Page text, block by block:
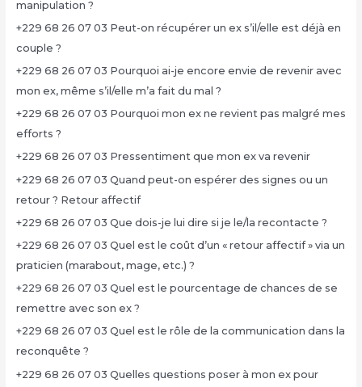
manipulation ?
+229 68 26 07 03 Peut-on récupérer un ex s’il/elle est déjà en
couple ?
+229 68 26 07 03 Pourquoi ai-je encore envie de revenir avec
mon ex, même s’il/elle m’a fait du mal ?
+229 68 26 07 03 Pourquoi mon ex ne revient pas malgré mes
efforts ?
+229 68 26 07 03 Pressentiment que mon ex va revenir
+229 68 26 07 03 Quand peut-on espérer des signes ou un
retour ? Retour affectif
+229 68 26 07 03 Que dois-je lui dire si je le/la recontacte ?
+229 68 26 07 03 Quel est le coût d’un « retour affectif » via un
praticien (marabout, mage, etc.) ?
+229 68 26 07 03 Quel est le pourcentage de chances de se
remettre avec son ex ?
+229 68 26 07 03 Quel est le rôle de la communication dans la
reconquête ?
+229 68 26 07 03 Quelles questions poser à mon ex pour